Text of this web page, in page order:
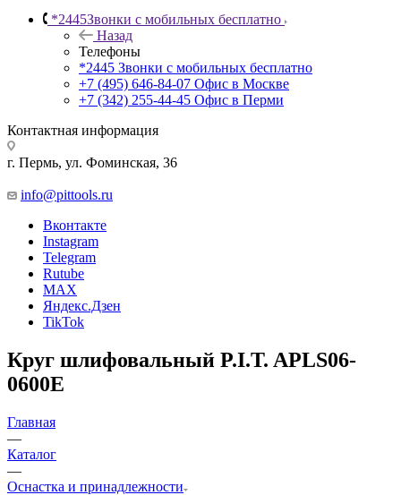
*2445Звонки с мобильных бесплатно
Назад
Телефоны
*2445 Звонки с мобильных бесплатно
+7 (495) 646-84-07 Офис в Москве
+7 (342) 255-44-45 Офис в Перми
Контактная информация
г. Пермь, ул. Фоминская, 36
info@pittools.ru
Вконтакте
Instagram
Telegram
Rutube
MAX
Яндекс.Дзен
TikTok
Круг шлифовальный P.I.T. APLS06-
0600E
Главная
—
Каталог
—
Оснастка и принадлежности